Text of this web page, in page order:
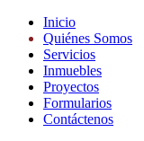
Inicio
Quiénes Somos
Servicios
Inmuebles
Proyectos
Formularios
Contáctenos